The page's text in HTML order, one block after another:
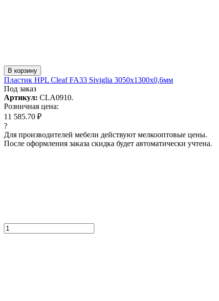
В корзину
Пластик HPL Cleaf FA33 Siviglia 3050x1300x0,6мм
Под заказ
Артикул: CLA0910.
Розничная цена:
11 585.70 ₽
?
Для производителей мебели действуют мелкооптовые цены.
После оформления заказа скидка будет автоматически учтена.